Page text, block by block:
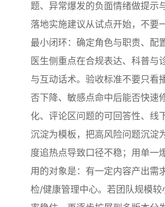
题、异常爆发的负面情绪做提示
落地实施建议从试点开始，不要
最小闭环：确定角色与职责、配
医生侧重点在合规表达、科普与
与互动话术。验收标准不要只看
否下降、敏感点命中后能否快速
化、评论区问题的可回答性、线
沉淀为模板，把高风险问题沉淀
度追热点导致口径不稳；用单一
用的对象是：有一定内容产出需
检/健康管理中心。若团队规模